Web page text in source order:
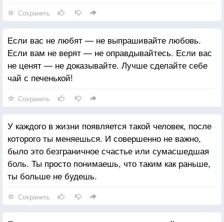
Сохранить
Если вас не любят — не выпрашивайте любовь.
Если вам не верят — не оправдывайтесь. Если вас
не ценят — не доказывайте. Лучше сделайте себе
чай с печенькой!
Сохранить
У каждого в жизни появляется такой человек, после
которого ты меняешься. И совершенно не важно,
было это безграничное счастье или сумасшедшая
боль. Ты просто понимаешь, что таким как раньше,
ты больше не будешь.
Сохранить